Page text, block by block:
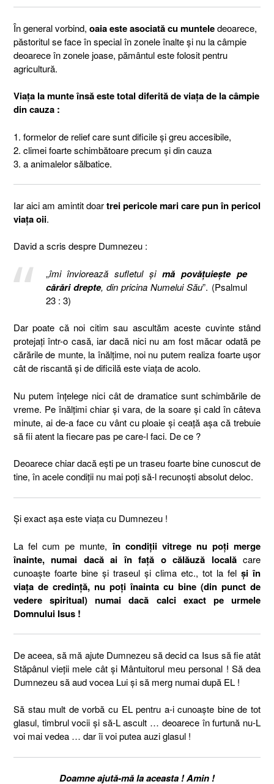
În general vorbind, oaia este asociată cu munteledeoarece,
păstoritul se face în special în zonele înalte și nu la câmpie
deoarece în zonele joase, pământul este folosit pentru
agricultură.
Viața la munte însă este total diferită de viața de la câmpie
din cauza :
1. formelor de relief care sunt dificile și greu accesibile,
2. climei foarte schimbătoare precum și din cauza
3. a animalelor sălbatice.
Iar aici am amintit doartrei pericole mari care pun în pericol
viața oii.
David a scris despre Dumnezeu :
„îmi înviorează sufletul şi mă povăţuieşte pe
cărări drepte, din pricina Numelui Său”. (Psalmul
23 : 3)
Dar poate că noi citim sau ascultăm aceste cuvinte stând
protejați într-o casă, iar dacă nici nu am fost măcar odată pe
cărările de munte, la înălțime, noi nu putem realiza foarte ușor
cât de riscantă și de dificilă este viața de acolo.
Nu putem înțelege nici cât de dramatice sunt schimbările de
vreme. Pe înălțimi chiar și vara, de la soare și cald în câteva
minute, ai de-a face cu vânt cu ploaie și ceață așa că trebuie
să fii atent la fiecare pas pe care-l faci. De ce ?
Deoarece chiar dacă ești pe un traseu foarte bine cunoscut de
tine, în acele condiții nu mai poți să-l recunoști absolut deloc.
Și exact așa este viața cu Dumnezeu !
La fel cum pe munte,în condiții vitrege nu poți merge
înainte, numai dacă ai în față o călăuză localăcare
cunoaște foarte bine și traseul și clima etc., tot la fel și în
viața de credință, nu poți înainta cu bine (din punct de
vedere spiritual) numai dacă calci exact pe urmele
Domnului Isus !
De aceea, să mă ajute Dumnezeu să decid ca Isus să fie atât
Stăpânul vieții mele cât și Mântuitorul meu personal ! Să dea
Dumnezeu să aud vocea Lui și să merg numai după EL !
Să stau mult de vorbă cu EL pentru a-i cunoaște bine de tot
glasul, timbrul vocii și să-L ascult … deoarece în furtună nu-L
voi mai vedea … dar îi voi putea auzi glasul !
Doamne ajută-mă la aceasta ! Amin !